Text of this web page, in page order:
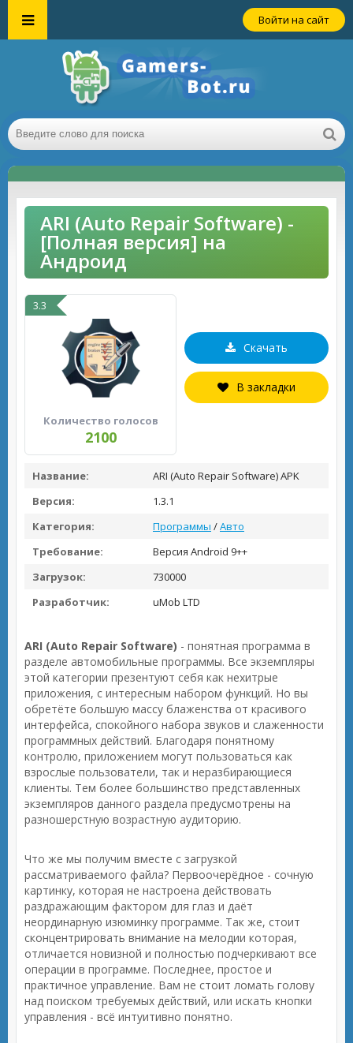
Войти на сайт
ARI (Auto Repair Software) -
[Полная версия] на
Андроид
3.3
Количество голосов
2100
Скачать
В закладки
Название:
ARI (Auto Repair Software) APK
Версия:
1.3.1
Категория:
Программы /Авто
Требование:
Версия Android 9++
Загрузок:
730000
Разработчик:
uMob LTD
ARI (Auto Repair Software) - понятная программа в
разделе автомобильные программы. Все экземпляры
этой категории презентуют себя как нехитрые
приложения, с интересным набором функций. Но вы
обретёте большую массу блаженства от красивого
интерфейса, спокойного набора звуков и слаженности
программных действий. Благодаря понятному
контролю, приложением могут пользоваться как
взрослые пользователи, так и неразбирающиеся
клиенты. Тем более большинство представленных
экземпляров данного раздела предусмотрены на
разношерстную возрастную аудиторию.
Что же мы получим вместе с загрузкой
рассматриваемого файла? Первоочерёдное - сочную
картинку, которая не настроена действовать
раздражающим фактором для глаз и даёт
неординарную изюминку программе. Так же, стоит
сконцентрировать внимание на мелодии которая,
отличается новизной и полностью подчеркивают все
операции в программе. Последнее, простое и
практичное управление. Вам не стоит ломать голову
над поиском требуемых действий, или искать кнопки
управления - всё интуитивно понятно.